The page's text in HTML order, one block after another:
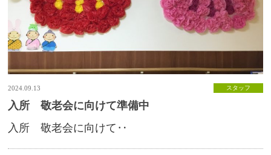
2024.09.13 スタッフ
入所 敬老会に向けて準備中
入所 敬老会に向けて‥